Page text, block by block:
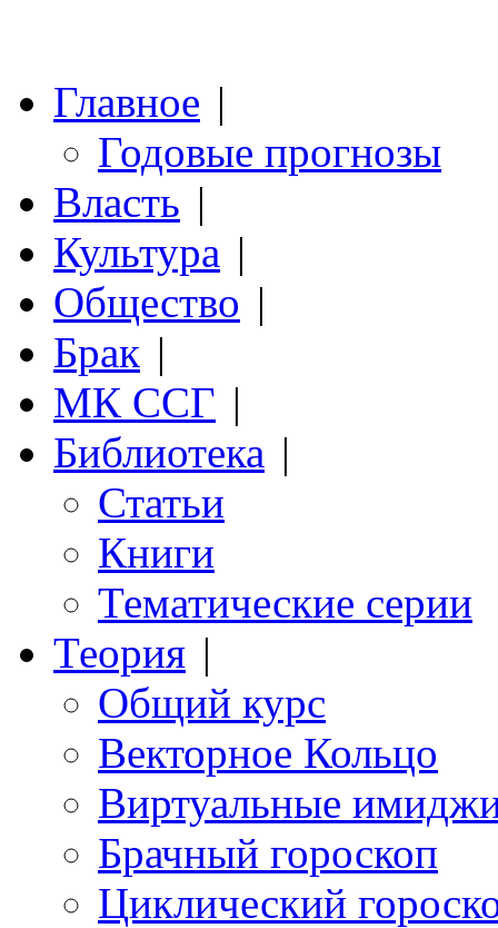
Главное |
Годовые прогнозы
Власть |
Культура |
Общество |
Брак |
МК ССГ |
Библиотека |
Статьи
Книги
Тематические серии
Теория |
Общий курс
Векторное Кольцо
Виртуальные
Брачный гороскоп
Циклический